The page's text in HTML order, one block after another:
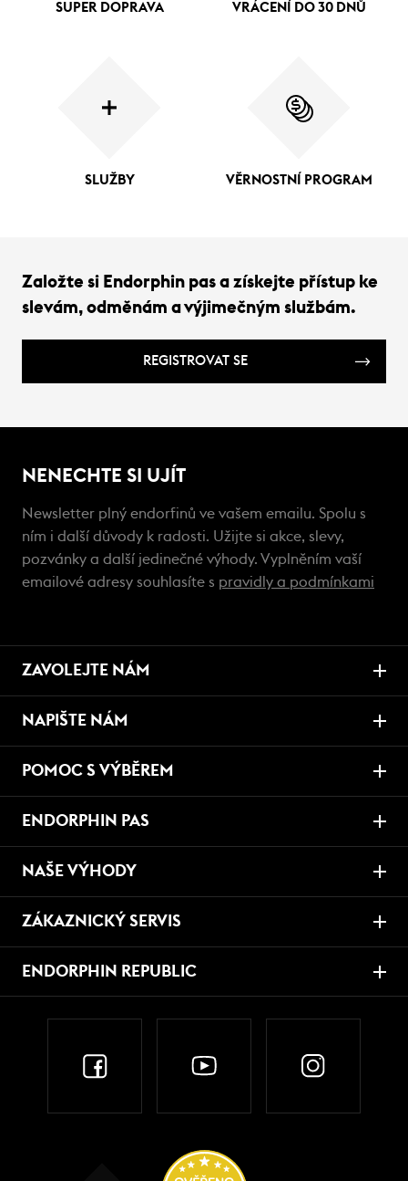
SUPER DOPRAVA VRÁCENÍ DO 30 DNŮ
SLUŽBY VĚRNOSTNÍ PROGRAM
Založte si Endorphin pas a získejte přístup ke
slevám, odměnám a výjimečným službám.
REGISTROVAT SE
NENECHTE SI UJÍT
Newsletter plný endorfinů ve vašem emailu. Spolu s
ním i další důvody k radosti. Užijte si akce, slevy,
pozvánky a další jedinečné výhody. Vyplněním vaší
emailové adresy souhlasíte s pravidly a podmínkami
ZAVOLEJTE NÁM
NAPIŠTE NÁM
POMOC S VÝBĚREM
ENDORPHIN PAS
NAŠE VÝHODY
ZÁKAZNICKÝ SERVIS
ENDORPHIN REPUBLIC